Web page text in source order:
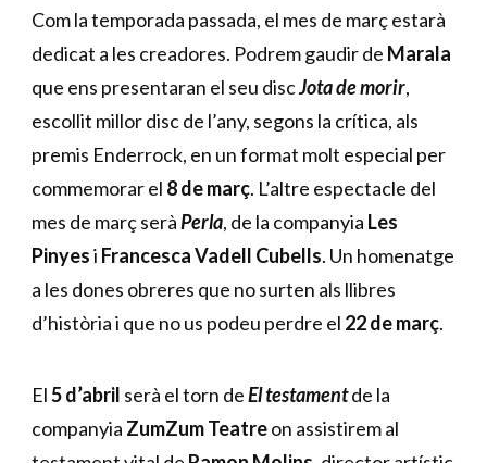
Com la temporada passada, el mes de març estarà
dedicat a les creadores. Podrem gaudir de Marala
que ens presentaran el seu disc Jota de morir,
escollit millor disc de l’any, segons la crítica, als
premis Enderrock, en un format molt especial per
commemorar el 8 de març. L’altre espectacle del
mes de març serà Perla, de la companyia Les
Pinyes i Francesca Vadell Cubells. Un homenatge
a les dones obreres que no surten als llibres
d’història i que no us podeu perdre el 22 de març.
El 5 d’abril serà el torn de El testament de la
companyia ZumZum Teatre on assistirem al